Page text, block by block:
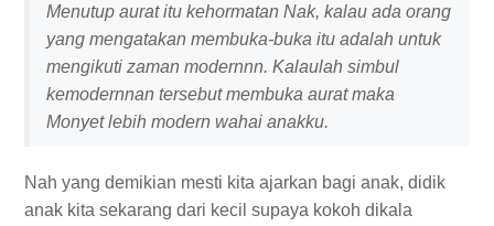
Menutup aurat itu kehormatan Nak, kalau ada orang
yang mengatakan membuka-buka itu adalah untuk
mengikuti zaman modernnn. Kalaulah simbul
kemodernnan tersebut membuka aurat maka
Monyet lebih modern wahai anakku.
Nah yang demikian mesti kita ajarkan bagi anak, didik
anak kita sekarang dari kecil supaya kokoh dikala